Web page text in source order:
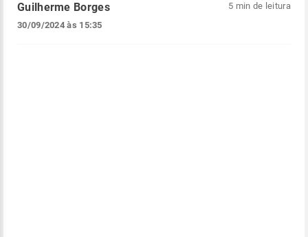
Guilherme Borges
30/09/2024 às 15:35
5 min de leitura